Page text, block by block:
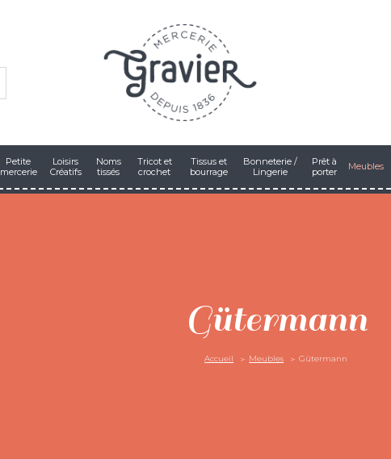
Petite
mercerie
Loisirs
Créatifs
Noms
tissés
Tricot et
crochet
Tissus et
bourrage
Bonneterie /
Lingerie
Prêt à
porter
Meubles
Gütermann
Accueil Meubles Gütermann